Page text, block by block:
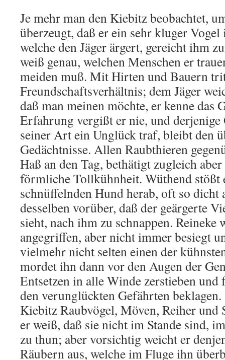
Je mehr man den Kiebitz beobachtet,
überzeugt, daß er ein sehr kluger
welche den Jäger ärgert, gereicht ihm
weiß genau, welchen Menschen er
meiden muß. Mit Hirten und Bauern
Freundschaftsverhältnis; dem Jäger
daß man meinen möchte, er kenne das
Erfahrung vergißt er nie, und derjenige
seiner Art ein Unglück traf, bleibt den
Gedächtnisse. Allen Raubthieren
Haß an den Tag, bethätigt zugleich
förmliche Tollkühnheit. Wüthend stößt
schnüffelnden Hund herab, oft so dicht
desselben vorüber, daß der geärgerte
sieht, nach ihm zu schnappen.
angegriffen, aber nicht immer besiegt
vielmehr nicht selten einen der
mordet ihn dann vor den Augen der
Entsetzen in alle Winde zerstieben und
den verunglückten Gefährten
Kiebitz Raubvögel, Möven, Reiher und
er weiß, daß sie nicht im Stande sind,
zu thun; aber vorsichtig weicht er
Räubern aus, welche im Fluge ihn